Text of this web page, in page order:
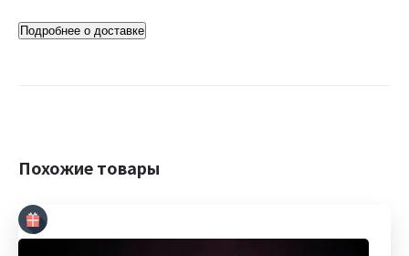
Подробнее о доставке
Похожие товары